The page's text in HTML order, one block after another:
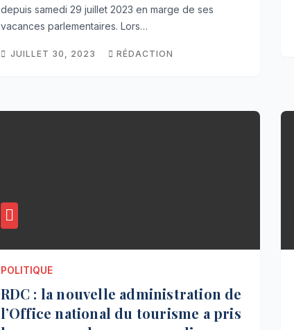
depuis samedi 29 juillet 2023 en marge de ses
vacances parlementaires. Lors…
JUILLET 30, 2023 RÉDACTION
POLITIQUE
RDC : la nouvelle administration de
l’Office national du tourisme a pris